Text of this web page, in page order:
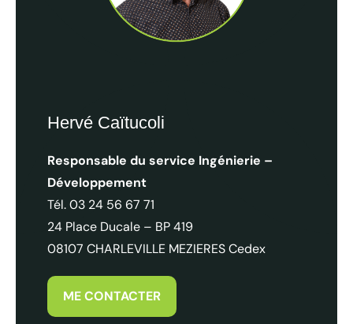
Hervé Caïtucoli
Responsable du service Ingénierie –
Développement
Tél. 03 24 56 67 71
24 Place Ducale – BP 419
08107 CHARLEVILLE MEZIERES Cedex
ME CONTACTER